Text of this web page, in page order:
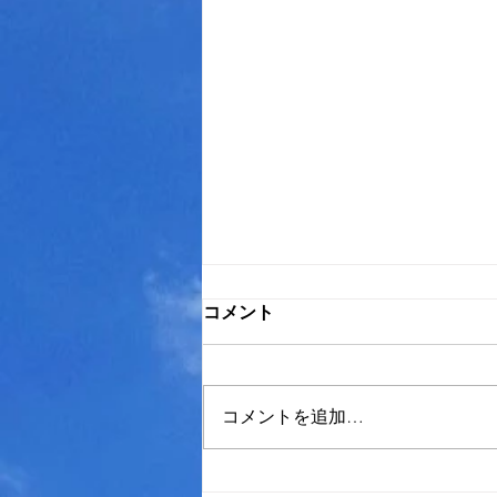
コメント
コメントを追加…